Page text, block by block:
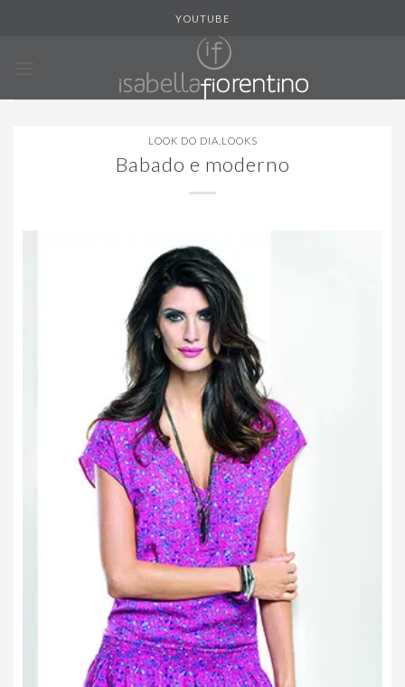
YOUTUBE
LOOK DO DIA LOOKS
Babado e moderno